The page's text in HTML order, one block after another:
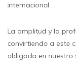
internacional.
La amplitud y la
convirtiendo a este
obligada en nuestro